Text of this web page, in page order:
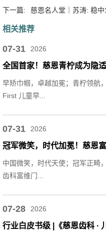
下一篇:
慈恩名人堂｜苏涛: 稳中
相关推荐
07-31 2026
全国首家！慈恩青柠成为隐
早矫巾帼，卓越加冕；青柠领航
First 儿童早...
07-31 2026
冠军微笑，时代加冕！慈恩
中国微笑，时代天使；冠军正畸
齿科富维门...
07-28 2026
行业白皮书级 |《慈恩齿科 ·